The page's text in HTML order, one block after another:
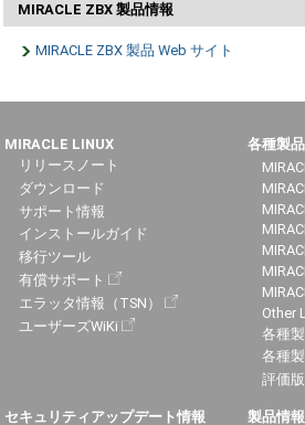
MIRACLE ZBX 製品情報
MIRACLE ZBX 製品 Web サイト
MIRACLE LINUX
リリースノート
ダウンロード
サポート情報
インストールガイド
移行ツール
有償サポート
エラッタ情報（TSN）
ユーザーズWiKi
各種製
Other
各種
各種
評価
セキュリティアップデート情報 製品情報